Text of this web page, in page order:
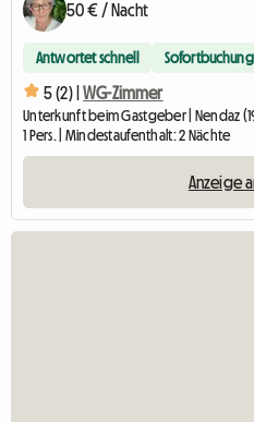
50 € / Nacht
Antwortet schnell Sofortbuchung
5 (2) | WG-Zimmer
Unterkunft beim Gastgeber | Nendaz
1 Pers. | Mindestaufenthalt: 2 Nächte
Anzeige